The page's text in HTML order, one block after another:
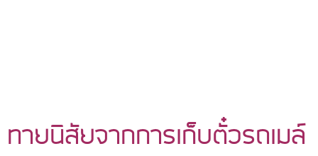
ทายนิสัยจากการเก็บตั๋วรถเมล์